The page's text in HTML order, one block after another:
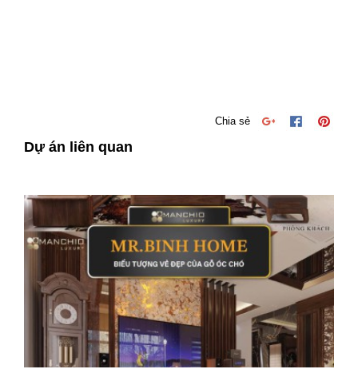
Chia sẻ
Dự án liên quan